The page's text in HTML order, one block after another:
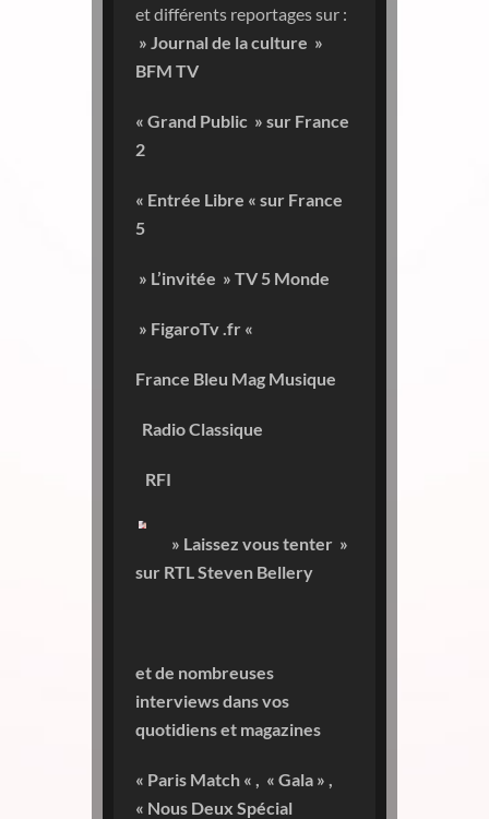
et différents reportages sur :
» Journal de la culture »
BFM TV
« Grand Public » sur France
2
« Entrée Libre « sur France
5
» L’invitée » TV 5 Monde
» FigaroTv .fr «
France Bleu Mag Musique
Radio Classique
RFI
» Laissez vous tenter »
sur RTL Steven Bellery
et de nombreuses
interviews dans vos
quotidiens et magazines
« Paris Match « , « Gala » ,
« Nous Deux Spécial